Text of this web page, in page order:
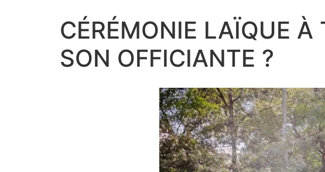
CÉRÉMONIE LAÏQUE
SON OFFICIANTE ?